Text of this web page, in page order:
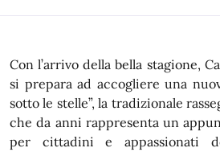
Con l’arrivo della bella stagione,
si prepara ad accogliere una
sotto le stelle”, la tradizionale
che da anni rappresenta un
per cittadini e appassionati